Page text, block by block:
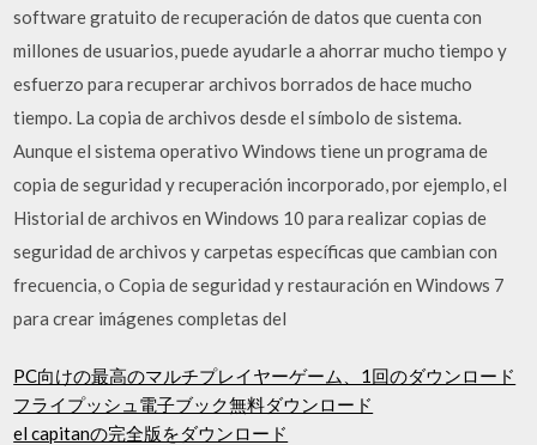
software gratuito de recuperación de datos que cuenta con
millones de usuarios, puede ayudarle a ahorrar mucho tiempo y
esfuerzo para recuperar archivos borrados de hace mucho
tiempo. La copia de archivos desde el símbolo de sistema.
Aunque el sistema operativo Windows tiene un programa de
copia de seguridad y recuperación incorporado, por ejemplo, el
Historial de archivos en Windows 10 para realizar copias de
seguridad de archivos y carpetas específicas que cambian con
frecuencia, o Copia de seguridad y restauración en Windows 7
para crear imágenes completas del
PC向けの最高のマルチプレイヤーゲーム、1回のダウンロード
フライプッシュ電子ブック無料ダウンロード
el capitanの完全版をダウンロード